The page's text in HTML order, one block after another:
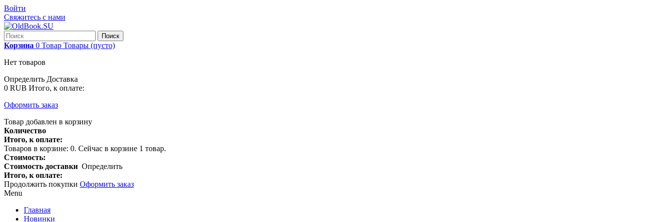
Войти
Свяжитесь с нами
Поиск
Корзина 0 Товар Товары (пусто)
Нет товаров
Определить Доставка
0 RUB Итого, к оплате:
Оформить заказ
Товар добавлен в корзину
Количество
Итого, к оплате:
Товаров в корзине: 0. Сейчас в корзине 1 товар.
Стоимость:
Стоимость доставки Определить
Итого, к оплате:
Продолжить покупки Оформить заказ
Menu
Главная
Новинки